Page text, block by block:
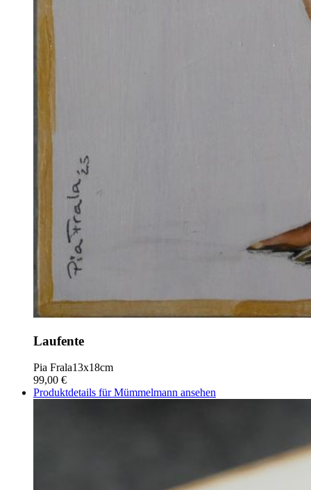
Laufente
Pia Frala13x18cm
99,00 €
Produktdetails für Mümmelmann ansehen